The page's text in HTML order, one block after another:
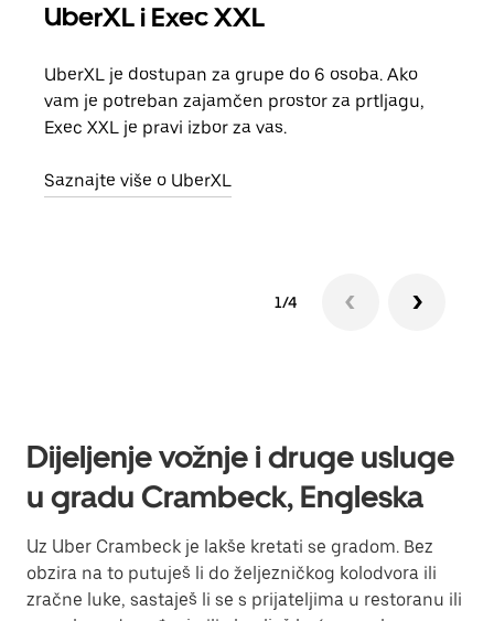
UberXL i Exec XXL
UberXL je dostupan za grupe do 6 osoba. Ako
vam je potreban zajamčen prostor za prtljagu,
Exec XXL je pravi izbor za vas.
Saznajte više o UberXL
1/4
Dijeljenje vožnje i druge usluge
u gradu Crambeck, Engleska
Uz Uber Crambeck je lakše kretati se gradom. Bez
obzira na to putuješ li do željezničkog kolodvora ili
zračne luke, sastaješ li se s prijateljima u restoranu ili